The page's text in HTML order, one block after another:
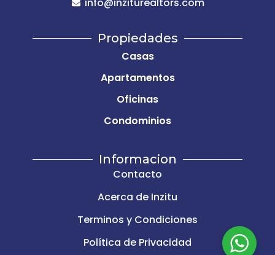
Propiedades
Casas
Apartamentos
Oficinas
Condominios
Informacion
Contacto
Acerca de Inzitu
Terminos y Condiciones
Política de Privacidad